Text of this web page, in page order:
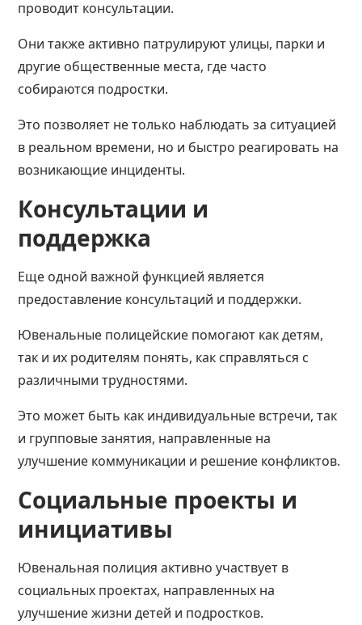
проводит консультации.
Они также активно патрулируют улицы, парки и
другие общественные места, где часто
собираются подростки.
Это позволяет не только наблюдать за ситуацией
в реальном времени, но и быстро реагировать на
возникающие инциденты.
Консультации и
поддержка
Еще одной важной функцией является
предоставление консультаций и поддержки.
Ювенальные полицейские помогают как детям,
так и их родителям понять, как справляться с
различными трудностями.
Это может быть как индивидуальные встречи, так
и групповые занятия, направленные на
улучшение коммуникации и решение конфликтов.
Социальные проекты и
инициативы
Ювенальная полиция активно участвует в
социальных проектах, направленных на
улучшение жизни детей и подростков.